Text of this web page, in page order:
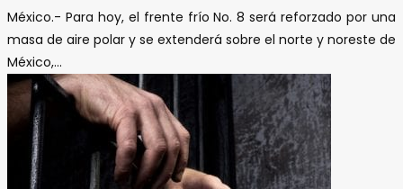
México.- Para hoy, el frente frío No. 8 será reforzado por una
masa de aire polar y se extenderá sobre el norte y noreste de
México,...